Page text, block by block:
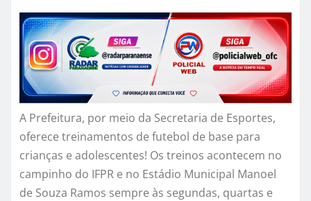
A Prefeitura, por meio da Secretaria de Esportes,
oferece treinamentos de futebol de base para
crianças e adolescentes! Os treinos acontecem no
campinho do IFPR e no Estádio Municipal Manoel
de Souza Ramos sempre às segundas, quartas e